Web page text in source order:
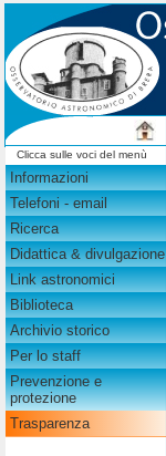
Clicca sulle voci del menù
Informazioni
Telefoni - email
Ricerca
Didattica & divulgazione
Link astronomici
Biblioteca
Archivio storico
Per lo staff
Prevenzione e
protezione
Trasparenza